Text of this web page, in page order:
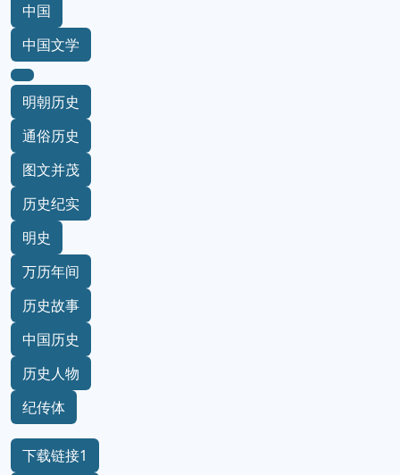
中国
中国文学
明朝历史
通俗历史
图文并茂
历史纪实
明史
万历年间
历史故事
中国历史
历史人物
纪传体
下载链接1